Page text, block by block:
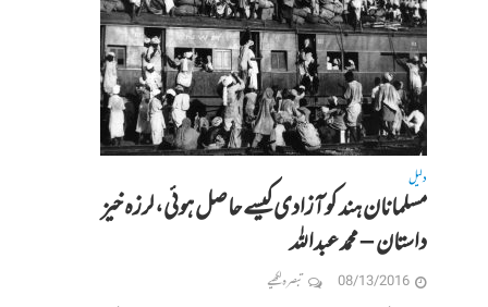
دلیل
مسلمانان ہند کو آزادی کیسے حاصل ہوئی، لرزہ خیز
داستان – محمد عبداللہ
08/13/2016 تبصرہ لکھیے